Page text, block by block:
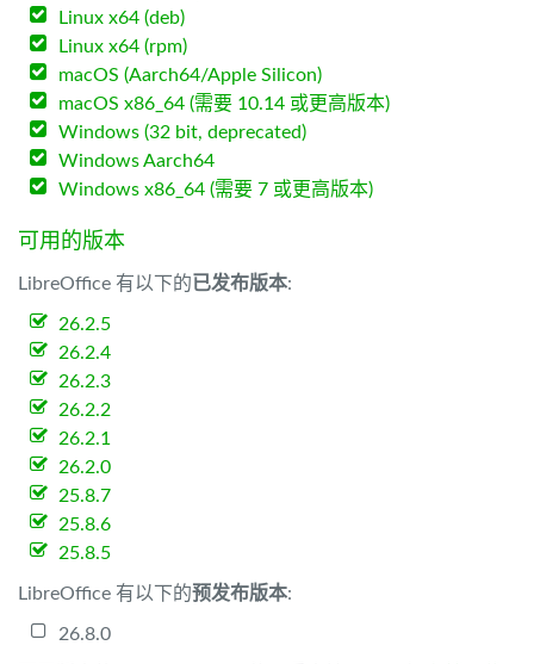
Linux x64 (deb)
Linux x64 (rpm)
macOS (Aarch64/Apple Silicon)
macOS x86_64 (需要 10.14 或更高版本)
Windows (32 bit, deprecated)
Windows Aarch64
Windows x86_64 (需要 7 或更高版本)
可用的版本
LibreOffice 有以下的已发布版本:
26.2.5
26.2.4
26.2.3
26.2.2
26.2.1
26.2.0
25.8.7
25.8.6
25.8.5
LibreOffice 有以下的预发布版本:
26.8.0